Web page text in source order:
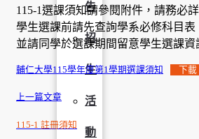
告
招
生
活
動
115-1選課須知請參閱附件，請務必
學生選課前請先查詢學系必修科目
並請同學於選課期間留意學生選課資
輔仁大學115學年度第1學期選課須知 下載
上一篇文章
115-1 註冊須知